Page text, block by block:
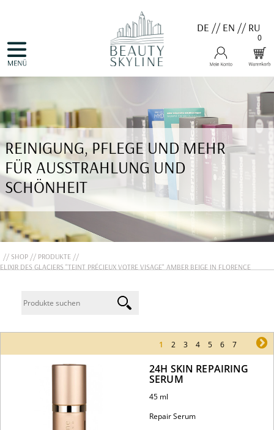
DE //EN //RU
0
NAVIGATION
VALMONT
MENARD
MEDER
COSNOBELL
PROBIO DERM・INFO
BELLEFONTAINE
DERMALOGICA
EVA GARDEN
APHRO CELINA
ANGEBOTE
REINIGUNG, PFLEGE UND MEHR
FÜR AUSSTRAHLUNG UND
SCHÖNHEIT
SHOP
PRODUKTE
ELIXIR DES GLACIERS "TEINT PRÉCIEUX VOTRE VISAGE" AMBER BEIGE IN FLORENCE
1 2 3 4 5 6 7
24H SKIN REPAIRING
SERUM
45 ml
Repair Serum